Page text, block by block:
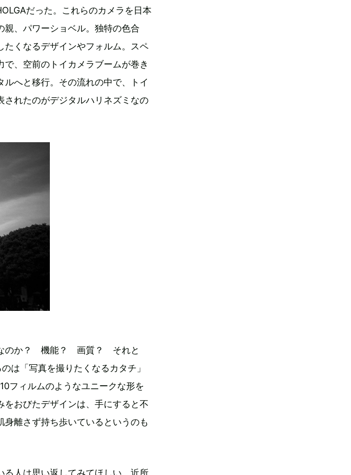
だった。これらのカメラを日本
、パワーショベル。独特の色合
たくなるデザインやフォルム。スペ
、空前のトイカメラブームが巻き
へと移行。その流れの中で、トイ
されたのがデジタルハリネズミなの
なのか？ 機能？ 画質？ それと
「写真を撮りたくなるカタチ」
フィルムのようなユニークな形を
をおびたデザインは、手にすると不
離さず持ち歩いているというのも
る人は思い返してみてほしい。近所